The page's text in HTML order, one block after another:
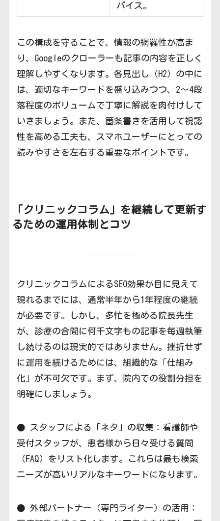
バイス。
この構成を守ることで、情報の網羅性が高ま
り、Googleのクローラーも記事の内容を正しく
理解しやすくなります。各見出し（H2）の中に
は、適切なキーワードを盛り込みつつ、2〜4段
落程度のボリュームで丁寧に解説を肉付けして
いきましょう。また、箇条書きを活用して視認
性を高める工夫も、スマホユーザーにとっての
読みやすさを左右する重要なポイントです。
「クリニックコラム」を継続して更新す
るための運用体制とコツ
クリニックコラムによるSEO効果が目に見えて
現れるまでには、通常半年から1年程度の継続
が必要です。しかし、多忙を極める院長先生
が、診療の合間に何千文字もの記事を毎週執筆
し続けるのは現実的ではありません。挫折せず
に運用を続けるためには、組織的な「仕組み
化」が不可欠です。まず、院内での役割分担を
明確にしましょう。
● スタッフによる「ネタ」の収集：看護師や
受付スタッフが、患者様から日々受ける質問
（FAQ）をリスト化します。これらは最も検索
ニーズが高いリアルなキーワードになります。
● 外部パートナー（専門ライター）の活用：